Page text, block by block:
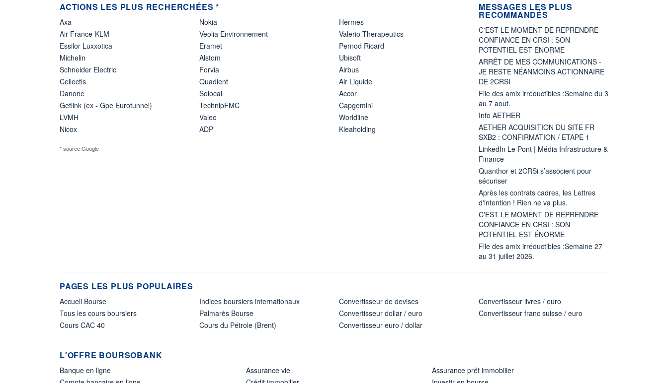
ACTIONS LES PLUS RECHERCHÉES *
Axa
Air France-KLM
Essilor Luxxotica
Michelin
Schneider Electric
Cellectis
Danone
Getlink (ex - Gpe Eurotunnel)
LVMH
Nicox
Nokia
Veolia Environnement
Eramet
Alstom
Forvia
Quadient
Solocal
TechnipFMC
Valeo
ADP
Hermes
Valerio Therapeutics
Pernod Ricard
Ubisoft
Airbus
Air Liquide
Accor
Capgemini
Worldline
Kleaholding
* source Google
MESSAGES LES PLUS
RECOMMANDÉS
C'EST LE MOMENT DE REPRENDRE
CONFIANCE EN CRSI : SON
POTENTIEL EST ÉNORME
ARRÊT DE MES COMMUNICATIONS -
JE RESTE NÉANMOINS ACTIONNAIRE
DE 2CRSI
File des amix irréductibles :Semaine du 3
au 7 aout.
Info AETHER
AETHER ACQUISITION DU SITE FR
SXB2 : CONFIRMATION / ETAPE 1
LinkedIn Le Pont | Média Infrastructure &
Finance
Quanthor et 2CRSi s’associent pour
sécuriser
Après les contrats cadres, les Lettres
d'intention ! Rien ne va plus.
C'EST LE MOMENT DE REPRENDRE
CONFIANCE EN CRSI : SON
POTENTIEL EST ÉNORME
File des amix irréductibles :Semaine 27
au 31 juillet 2026.
PAGES LES PLUS POPULAIRES
Accueil Bourse
Tous les cours boursiers
Cours CAC 40
Indices boursiers internationaux
Palmarès Bourse
Cours du Pétrole (Brent)
Convertisseur de devises
Convertisseur dollar / euro
Convertisseur euro / dollar
Convertisseur livres / euro
Convertisseur franc suisse / euro
L'OFFRE BOURSOBANK
Banque en ligne
Assurance vie
Assurance prêt immobilier